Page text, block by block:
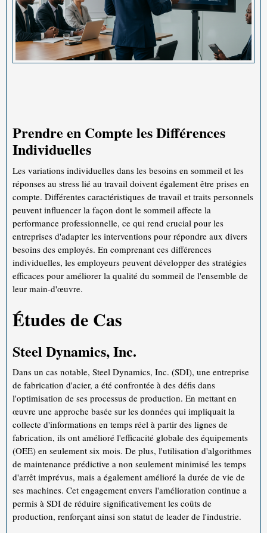
Prendre en Compte les Différences
Individuelles
Les variations individuelles dans les besoins en sommeil et les
réponses au stress lié au travail doivent également être prises en
compte. Différentes caractéristiques de travail et traits personnels
peuvent influencer la façon dont le sommeil affecte la
performance professionnelle, ce qui rend crucial pour les
entreprises d'adapter les interventions pour répondre aux divers
besoins des employés. En comprenant ces différences
individuelles, les employeurs peuvent développer des stratégies
efficaces pour améliorer la qualité du sommeil de l'ensemble de
leur main-d'œuvre.
Études de Cas
Steel Dynamics, Inc.
Dans un cas notable, Steel Dynamics, Inc. (SDI), une entreprise
de fabrication d'acier, a été confrontée à des défis dans
l'optimisation de ses processus de production. En mettant en
œuvre une approche basée sur les données qui impliquait la
collecte d'informations en temps réel à partir des lignes de
fabrication, ils ont amélioré l'efficacité globale des équipements
(OEE) en seulement six mois. De plus, l'utilisation d'algorithmes
de maintenance prédictive a non seulement minimisé les temps
d'arrêt imprévus, mais a également amélioré la durée de vie de
ses machines. Cet engagement envers l'amélioration continue a
permis à SDI de réduire significativement les coûts de
production, renforçant ainsi son statut de leader de l'industrie.